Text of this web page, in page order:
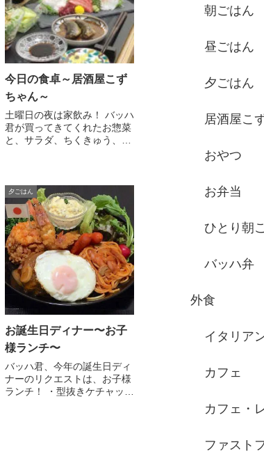
今日の食卓～居酒屋こず
ちゃん～
土曜日の夜は家飲み！ バッハ
君が買ってきてくれたお惣菜
と、サラダ、ちくきゅう、
夕ごはん
お誕生日ディナー〜お子
様ランチ〜
バッハ君、今年の誕生日ディ
ナーのリクエストは、お子様
ランチ！ ・型抜きケチャッ
朝ごはん
昼ごはん
夕ごはん
居酒屋こ
おやつ
お弁当
ひとり朝
バッハ弁
外食
イタリア
カフェ
カフェ・
ファスト